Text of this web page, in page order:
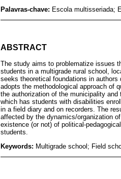
Palavras-chave: Escola multisseriada;
ABSTRACT
The study aims to problematize issues
students in a multigrade rural school,
seeks theoretical foundations in
adopts the methodological approach of
the authorization of the municipality
which has students with disabilities
in a field diary and on recorders. The
affected by the dynamics/organization
existence (or not) of political-
students.
Keywords: Multigrade school; Field